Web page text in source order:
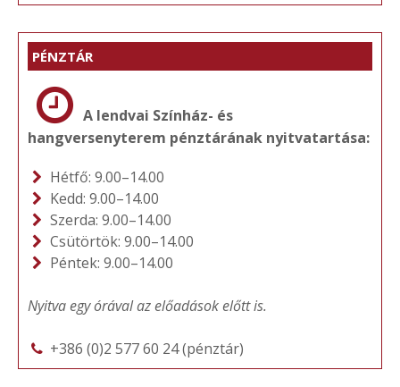
PÉNZTÁR
A lendvai Színház- és
hangversenyterem pénztárának nyitvatartása:
Hétfő: 9.00–14.00
Kedd: 9.00–14.00
Szerda: 9.00–14.00
Csütörtök: 9.00–14.00
Péntek: 9.00–14.00
Nyitva egy órával az előadások előtt is.
+386 (0)2 577 60 24 (pénztár)